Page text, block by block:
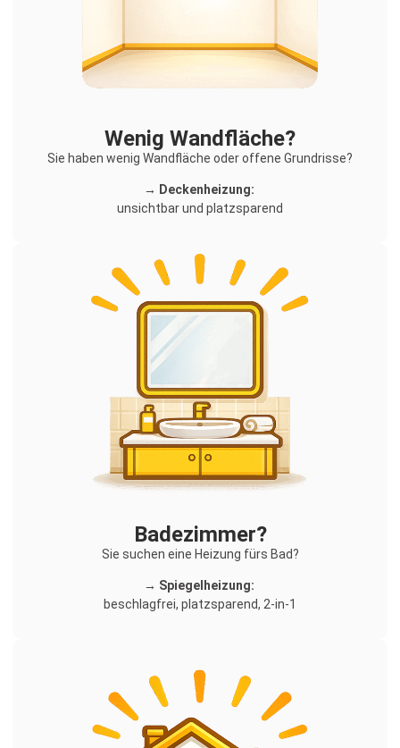
Wenig Wandfläche?
Sie haben wenig Wandfläche oder offene Grundrisse?
→ Deckenheizung:
unsichtbar und platzsparend
Badezimmer?
Sie suchen eine Heizung fürs Bad?
→ Spiegelheizung:
beschlagfrei, platzsparend, 2-in-1